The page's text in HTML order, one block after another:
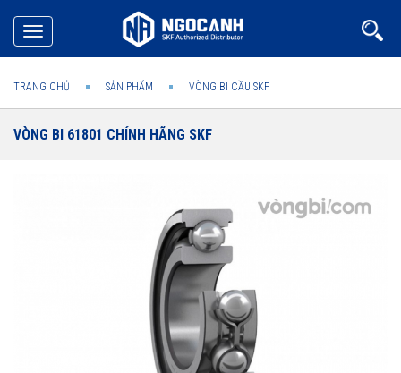
Toggle
navigation
TRANG CHỦ SẢN PHẨM VÒNG BI CẦU SKF
VÒNG BI 61801 CHÍNH HÃNG SKF